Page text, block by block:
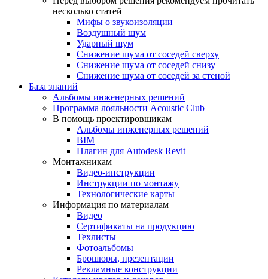
несколько статей
Мифы о звукоизоляции
Воздушный шум
Ударный шум
Снижение шума от соседей сверху
Снижение шума от соседей снизу
Снижение шума от соседей за стеной
База знаний
Альбомы инженерных решений
Программа лояльности Acoustic Club
В помощь проектировщикам
Альбомы инженерных решений
BIM
Плагин для Autodesk Revit
Монтажникам
Видео-инструкции
Инструкции по монтажу
Технологические карты
Информация по материалам
Видео
Сертификаты на продукцию
Техлисты
Фотоальбомы
Брошюры, презентации
Рекламные конструкции